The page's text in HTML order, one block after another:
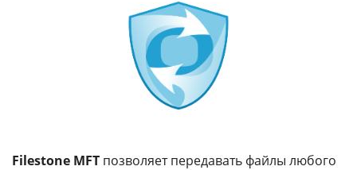
Filestone MFT позволяет передавать файлы любого